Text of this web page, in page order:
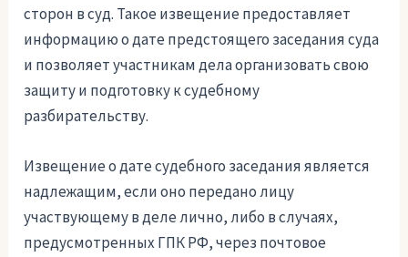
сторон в суд. Такое извещение предоставляет
информацию о дате предстоящего заседания суда
и позволяет участникам дела организовать свою
защиту и подготовку к судебному
разбирательству.
Извещение о дате судебного заседания является
надлежащим, если оно передано лицу
участвующему в деле лично, либо в случаях,
предусмотренных ГПК РФ, через почтовое